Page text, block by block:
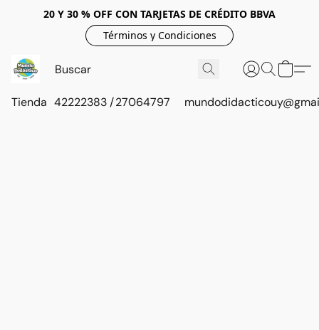
20 Y 30 % OFF CON TARJETAS DE CRÉDITO BBVA
Términos y Condiciones
Tienda 42222383 / 27064797